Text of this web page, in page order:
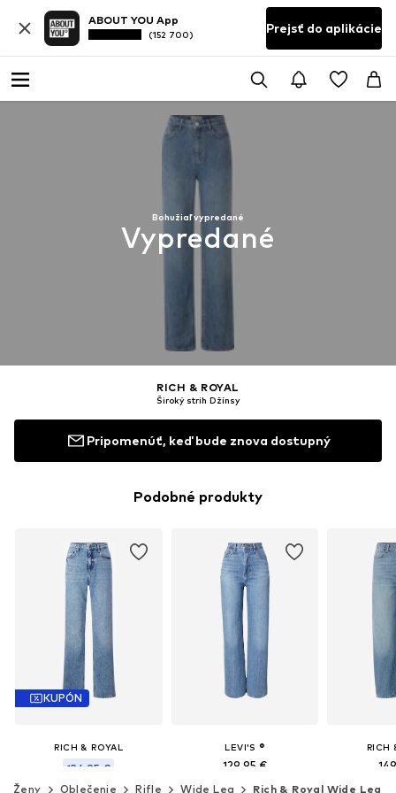
ABOUT YOU App
(152 700) Prejsť do aplikácie
Bohužiaľ vypredané
Vypredané
RICH & ROYAL
Široký strih Džínsy
Pripomenúť, keď bude znova dostupný
Podobné produkty
KUPÓN
RICH & ROYAL
134,95 €
Posledná najnižšia cena: 149,95 €
LEVI'S ®
129,95 €
+ 3
RICH
Ženy Oblečenie Rifle Wide Leg Rich & Royal Wide Leg